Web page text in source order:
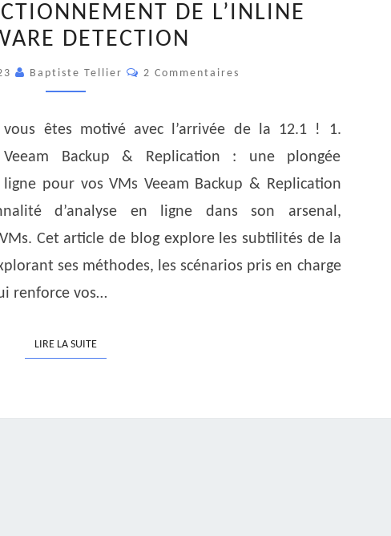
12.1
–
MALWARE
DETECTION
DE L’INLINE
DETECTION
Baptiste Tellier Commentaires
2 Commentaires
êtes motivé avec l’arrivée de la 12.1 ! 1.
Backup & Replication : une plongée
pour vos VMs Veeam Backup & Replication
d’analyse en ligne dans son arsenal,
Cet article de blog explore les subtilités de la
ses méthodes, les scénarios pris en charge
renforce vos…
LIRE LA SUITELIRE LA SUITE